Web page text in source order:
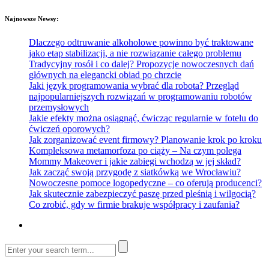
Najnowsze Newsy:
Dlaczego odtruwanie alkoholowe powinno być traktowane
jako etap stabilizacji, a nie rozwiązanie całego problemu
Tradycyjny rosół i co dalej? Propozycje nowoczesnych dań
głównych na elegancki obiad po chrzcie
Jaki język programowania wybrać dla robota? Przegląd
najpopularniejszych rozwiązań w programowaniu robotów
przemysłowych
Jakie efekty można osiągnąć, ćwicząc regularnie w fotelu do
ćwiczeń oporowych?
Jak zorganizować event firmowy? Planowanie krok po kroku
Kompleksowa metamorfoza po ciąży – Na czym polega
Mommy Makeover i jakie zabiegi wchodzą w jej skład?
Jak zacząć swoją przygodę z siatkówką we Wrocławiu?
Nowoczesne pomoce logopedyczne – co oferują producenci?
Jak skutecznie zabezpieczyć paszę przed pleśnią i wilgocią?
Co zrobić, gdy w firmie brakuje współpracy i zaufania?